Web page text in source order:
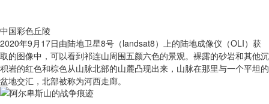
中国彩色丘陵
2020年9月17日由陆地卫星8号（landsat8）上的陆地成像仪（OLI）获
取的图像中，可以看到祁连山周围五颜六色的景观。裸露的砂岩和其他沉
积岩的红色和棕色从山脉北部的山麓凸现出来，山脉在那里与一个平坦的
盆地交汇，北部被称为河西走廊。